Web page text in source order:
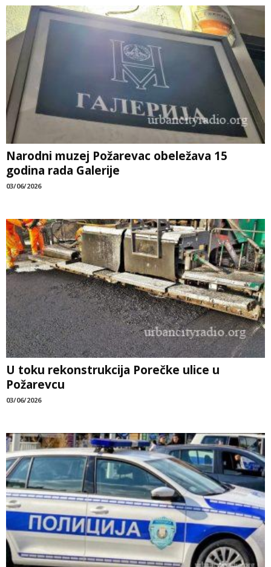
Narodni muzej Požarevac obeležava 15
godina rada Galerije
03/06/2026
U toku rekonstrukcija Porečke ulice u
Požarevcu
03/06/2026